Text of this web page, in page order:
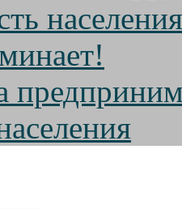
населения